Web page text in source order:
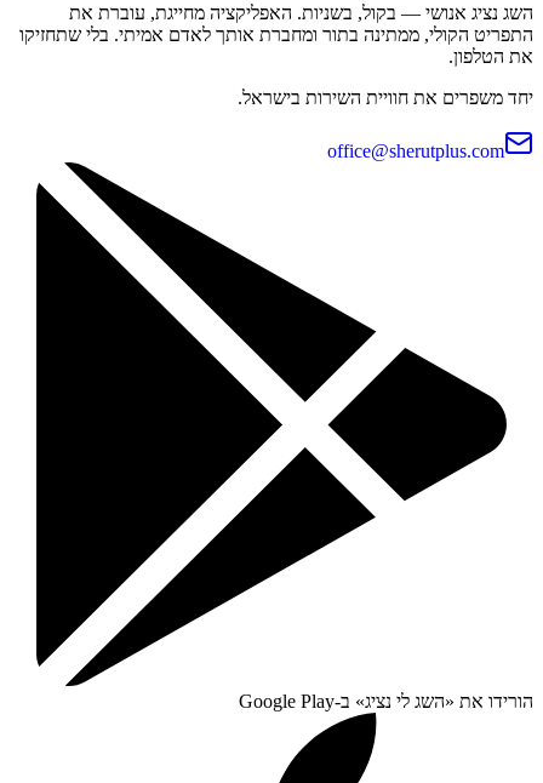
השג נציג אנושי — בקול, בשניות. האפליקציה מחייגת, עוברת את
התפריט הקולי, ממתינה בתור ומחברת אותך לאדם אמיתי. בלי שתחזיקו
את הטלפון.
יחד משפרים את חוויית השירות בישראל.
office@sherutplus.com
הורידו את «השג לי נציג» ב-Google Play